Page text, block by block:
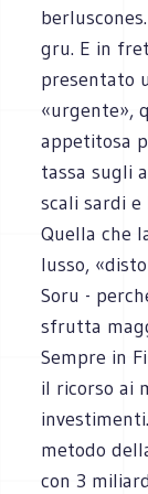
gru. E in
presentato
«urgente»,
appetitosa
tassa sugli
scali sardi
Quella che
lusso,
Soru -
sfrutta
Sempre in
il ricorso ai
metodo
con 3